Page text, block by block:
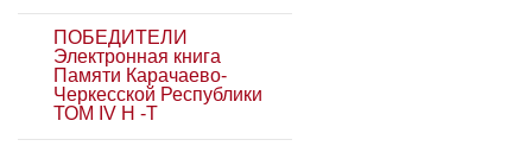
ПОБЕДИТЕЛИ
Электронная книга
Памяти Карачаево-
Черкесской Республики
ТОМ IV Н -Т